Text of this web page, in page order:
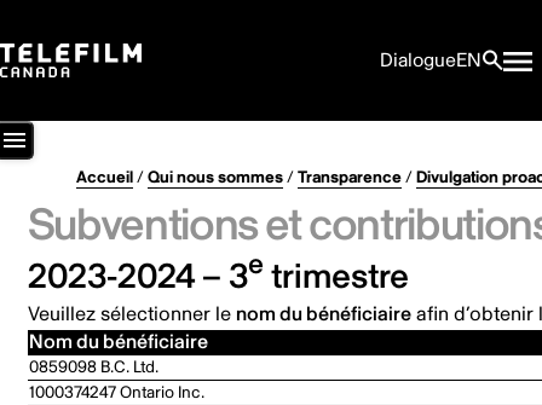
DialogueEN
Accueil/Qui nous sommes/Transparence/Divulgation
Subventions et
2023-2024 – 3e trimestre
Veuillez sélectionner le nom du bénéficiaireafin d’obtenir
Nom du bénéficiaire
0859098 B.C. Ltd.
1000374247 Ontario Inc.